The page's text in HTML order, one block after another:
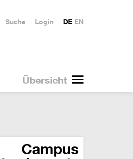
Übersicht
DE EN
Login
Suche
Campus